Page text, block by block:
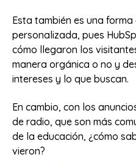
Esta también es una
personalizada, pues
cómo llegaron los
manera orgánica o no y
intereses y lo que buscan.
En cambio, con los
de radio, que son más
de la educación, ¿cómo
vieron?